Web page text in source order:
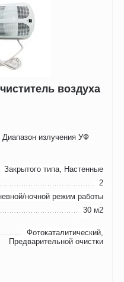
воздуха
Диапазон излучения УФ
Закрытого типа, Настенные
2
ночной режим работы
30 м2
Фотокаталитический,
Предварительной очистки